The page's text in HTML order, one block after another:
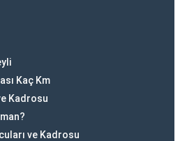
Kaç Km
Kadrosu
ve Kadrosu